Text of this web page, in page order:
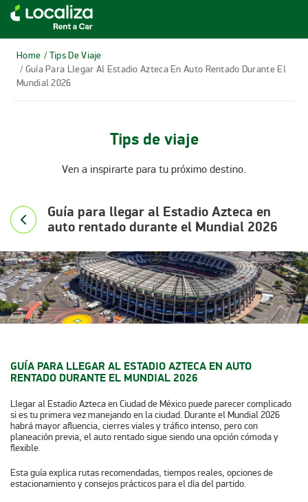
RENTA DE AUTOS LOCALIZA
Home / Tips De Viaje
/ Guía Para Llegar Al Estadio Azteca En Auto Rentado Durante El
Mundial 2026
Tips de viaje
Ven a inspirarte para tu próximo destino.
Guía para llegar al Estadio Azteca en
auto rentado durante el Mundial 2026
GUÍA PARA LLEGAR AL ESTADIO AZTECA EN AUTO
RENTADO DURANTE EL MUNDIAL 2026
Llegar al Estadio Azteca en Ciudad de México puede parecer complicado
si es tu primera vez manejando en la ciudad. Durante el Mundial 2026
habrá mayor afluencia, cierres viales y tráfico intenso, pero con
planeación previa, el auto rentado sigue siendo una opción cómoda y
flexible.
Esta guía explica rutas recomendadas, tiempos reales, opciones de
estacionamiento y consejos prácticos para el día del partido.